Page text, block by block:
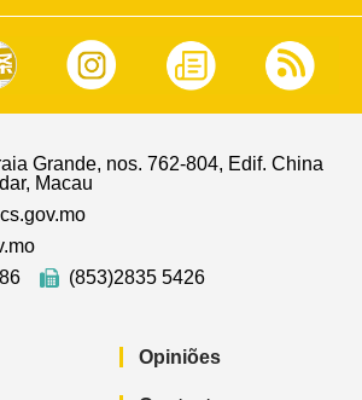
Grande, nos. 762-804, Edif. China
Macau
(853)2835 5426
Opiniões